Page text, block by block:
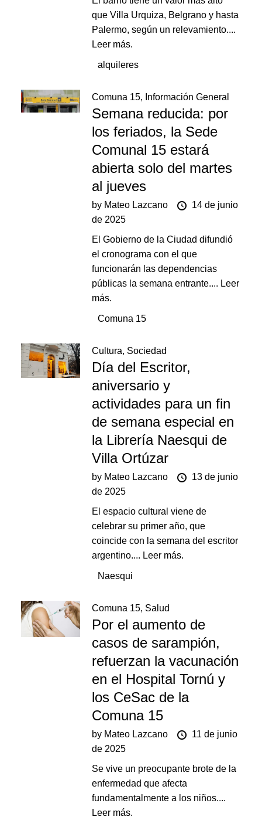
que Villa Urquiza, Belgrano y hasta
Palermo, según un relevamiento....
Leer más.
alquileres
Comuna 15, Información General
Semana reducida: por
los feriados, la Sede
Comunal 15 estará
abierta solo del martes
al jueves
by Mateo Lazcano
14 de junio
de 2025
El Gobierno de la Ciudad difundió
el cronograma con el que
funcionarán las dependencias
públicas la semana entrante.... Leer
más.
Comuna 15
Cultura, Sociedad
Día del Escritor,
aniversario y
actividades para un fin
de semana especial en
la Librería Naesqui de
Villa Ortúzar
by Mateo Lazcano
13 de junio
de 2025
El espacio cultural viene de
celebrar su primer año, que
coincide con la semana del escritor
argentino.... Leer más.
Naesqui
Comuna 15, Salud
Por el aumento de
casos de sarampión,
refuerzan la vacunación
en el Hospital Tornú y
los CeSac de la
Comuna 15
by Mateo Lazcano
11 de junio
de 2025
Se vive un preocupante brote de la
enfermedad que afecta
fundamentalmente a los niños....
Leer más.